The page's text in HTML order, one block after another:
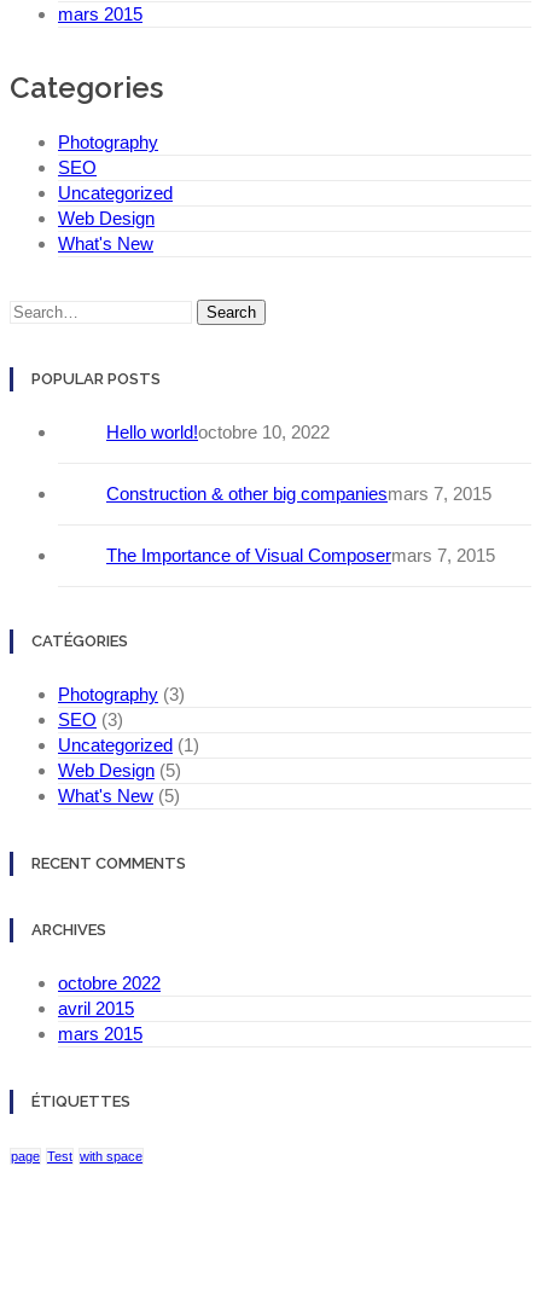
mars 2015
Categories
Photography
SEO
Uncategorized
Web Design
What's New
Search
POPULAR POSTS
Hello world!octobre 10, 2022
Construction & other big companiesmars 7, 2015
The Importance of Visual Composermars 7, 2015
CATÉGORIES
Photography (3)
SEO (3)
Uncategorized (1)
Web Design (5)
What's New (5)
RECENT COMMENTS
ARCHIVES
octobre 2022
avril 2015
mars 2015
ÉTIQUETTES
page Test with space